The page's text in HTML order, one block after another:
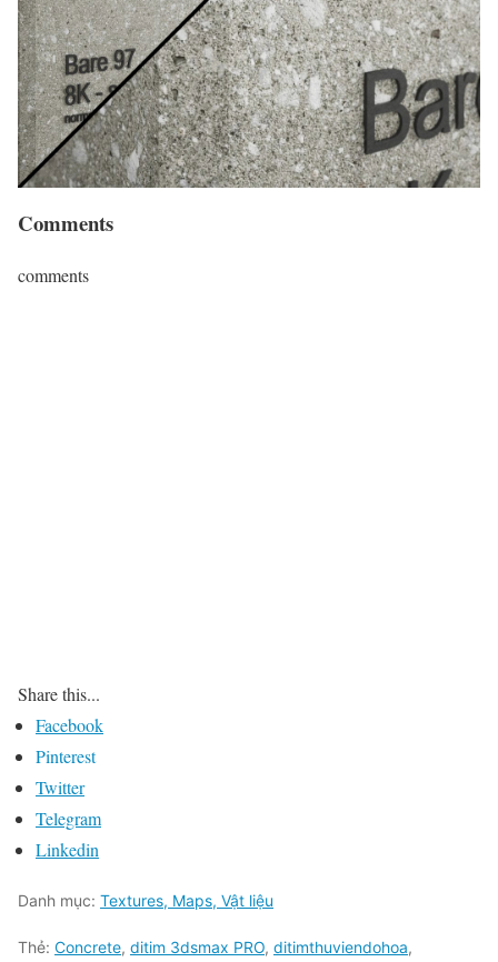
Comments
comments
Share this...
Facebook
Pinterest
Twitter
Telegram
Linkedin
Danh mục: Textures, Maps, Vật liệu
Thẻ: Concrete, ditim 3dsmax PRO, ditimthuviendohoa,